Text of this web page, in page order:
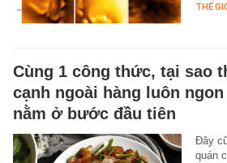
THẾ
Cùng 1 công thức, tại sao
cạnh ngoài hàng luôn
nằm ở bước đầu tiên
Đây
quán